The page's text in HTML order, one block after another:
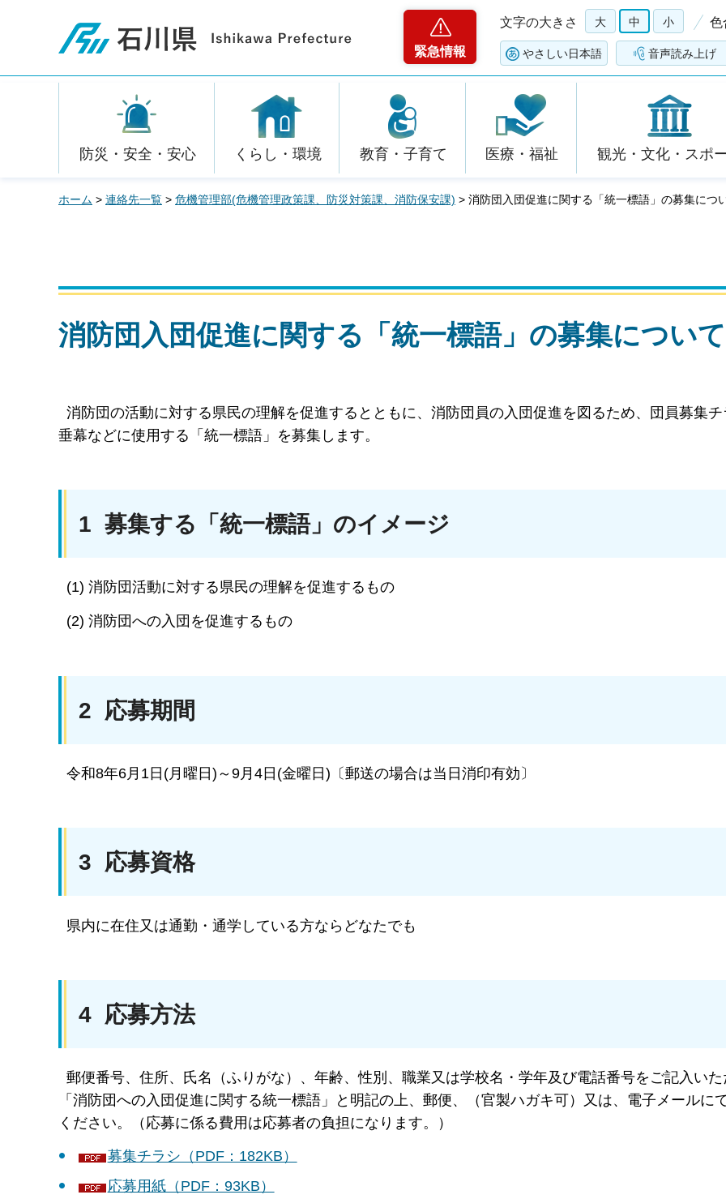
石川県
緊急情報
文字の大きさ 大 中 小 色
やさしい日本語 音声読み上げ
防災・安全・安心 くらし・環境 教育・子育て 医療・福祉 観光・文化・スポ
ホーム > 連絡先一覧 > 危機管理部(危機管理政策課、防災対策課、消防保安課) > 消防団入団促進に関する「統一標語」の募集につ
消防団入団促進に関する「統一標語」の募集について
消防団の活動に対する県民の理解を促進するとともに、消防団員の入団促進を図るため、団員募集
垂幕などに使用する「統一標語」を募集します。
1 募集する「統一標語」のイメージ
(1) 消防団活動に対する県民の理解を促進するもの
(2) 消防団への入団を促進するもの
2 応募期間
令和8年6月1日(月曜日)～9月4日(金曜日)〔郵送の場合は当日消印有効〕
3 応募資格
県内に在住又は通勤・通学している方ならどなたでも
4 応募方法
郵便番号、住所、氏名（ふりがな）、年齢、性別、職業又は学校名・学年及び電話番号をご記入いた
「消防団への入団促進に関する統一標語」と明記の上、郵便、（官製ハガキ可）又は、電子メールに
ください。（応募に係る費用は応募者の負担になります。）
募集チラシ（PDF：182KB）
応募用紙（PDF：93KB）